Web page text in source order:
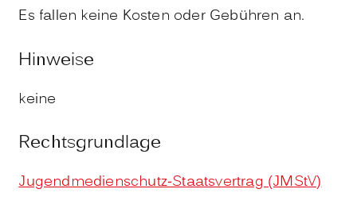
Es fallen keine Kosten oder Gebühren an.
Hinweise
keine
Rechtsgrundlage
Jugendmedienschutz-Staatsvertrag (JMStV)